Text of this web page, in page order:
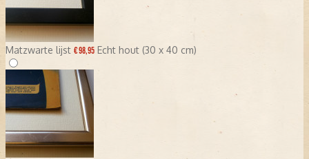
Matzwarte lijst € 98,95 Echt hout (30 x 40 cm)